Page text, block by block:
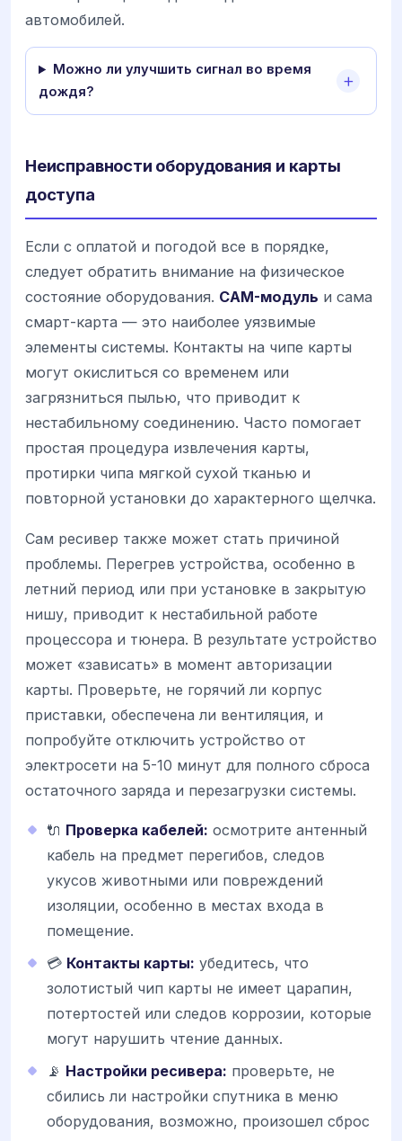
автомобилей.
Можно ли улучшить сигнал во время
дождя?
Неисправности оборудования и карты
доступа
Если с оплатой и погодой все в порядке,
следует обратить внимание на физическое
состояние оборудования. CAM-модуль и сама
смарт-карта — это наиболее уязвимые
элементы системы. Контакты на чипе карты
могут окислиться со временем или
загрязниться пылью, что приводит к
нестабильному соединению. Часто помогает
простая процедура извлечения карты,
протирки чипа мягкой сухой тканью и
повторной установки до характерного щелчка.
Сам ресивер также может стать причиной
проблемы. Перегрев устройства, особенно в
летний период или при установке в закрытую
нишу, приводит к нестабильной работе
процессора и тюнера. В результате устройство
может «зависать» в момент авторизации
карты. Проверьте, не горячий ли корпус
приставки, обеспечена ли вентиляция, и
попробуйте отключить устройство от
электросети на 5-10 минут для полного сброса
остаточного заряда и перезагрузки системы.
🔌 Проверка кабелей: осмотрите антенный
кабель на предмет перегибов, следов
укусов животными или повреждений
изоляции, особенно в местах входа в
помещение.
💳 Контакты карты: убедитесь, что
золотистый чип карты не имеет царапин,
потертостей или следов коррозии, которые
могут нарушить чтение данных.
📡 Настройки ресивера: проверьте, не
сбились ли настройки спутника в меню
оборудования, возможно, произошел сброс